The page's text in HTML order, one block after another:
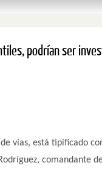
podrían ser
vías, está tipificado
comandante